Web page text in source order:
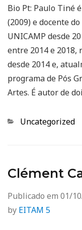
Bio Pt: Paulo Tiné
(2009) e docente
UNICAMP desde
entre 2014 e 2018,
desde 2014 e,
programa de Pós
Artes. É autor de
Categorias
Uncategorized
Clément
Publicado em 01/
by EITAM 5